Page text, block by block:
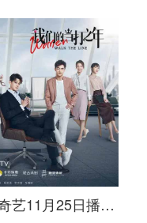
【回国加速器】腾讯视频、爱奇艺11月25日播出《我们的当打之年》，引力伴回国追剧